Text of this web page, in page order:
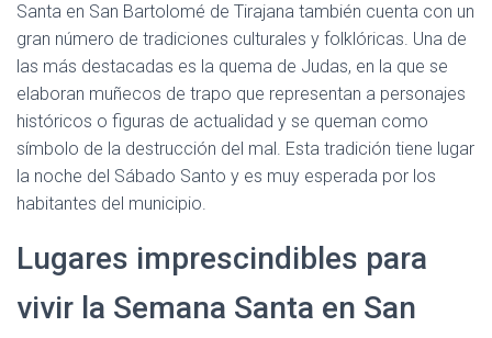
Santa en San Bartolomé de Tirajana también cuenta con un
gran número de tradiciones culturales y folklóricas. Una de
las más destacadas es la quema de Judas, en la que se
elaboran muñecos de trapo que representan a personajes
históricos o figuras de actualidad y se queman como
símbolo de la destrucción del mal. Esta tradición tiene lugar
la noche del Sábado Santo y es muy esperada por los
habitantes del municipio.
Lugares imprescindibles para
vivir la Semana Santa en San